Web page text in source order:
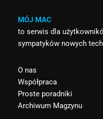
MÓJ MAC
to serwis dla
sympatyków nowych
O nas
Współpraca
Proste poradniki
Archiwum Magzynu